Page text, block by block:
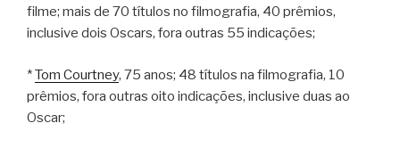
filme; mais de 70 títulos no filmografia, 40 prêmios,
inclusive dois Oscars, fora outras 55 indicações;
*Tom Courtney, 75 anos; 48 títulos na filmografia, 10
prêmios, fora outras oito indicações, inclusive duas ao
Oscar;